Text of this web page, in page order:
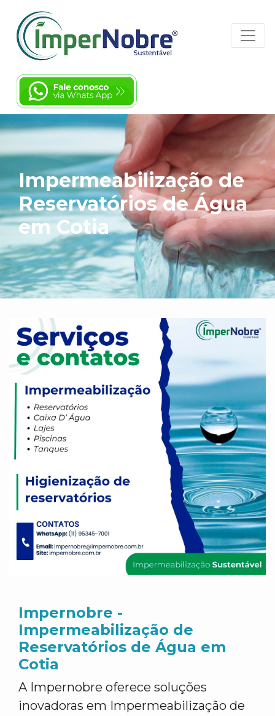
Impermeabilização de
Reservatórios de Água
em Cotia
Impernobre -
Impermeabilização de
Reservatórios de Água em
Cotia
A Impernobre oferece soluções
inovadoras em Impermeabilização de